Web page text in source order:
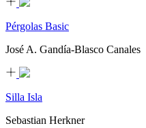
Pérgolas Basic
José A. Gandía-Blasco Canales
Silla Isla
Sebastian Herkner